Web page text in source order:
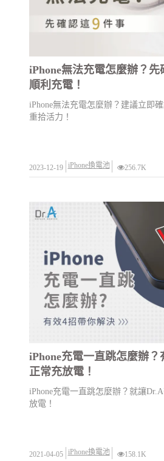
iPhone無法充電怎麼辦？先
順利充電！
iPhone無法充電怎麼辦？建議立即
重拾活力！
2023-12-19 iPhone換電池 256.7K
iPhone充電一直跳怎麼辦？
正常充放電！
iPhone充電一直跳怎麼辦？就讓
放電！
2021-04-05 iPhone換電池 158.1K